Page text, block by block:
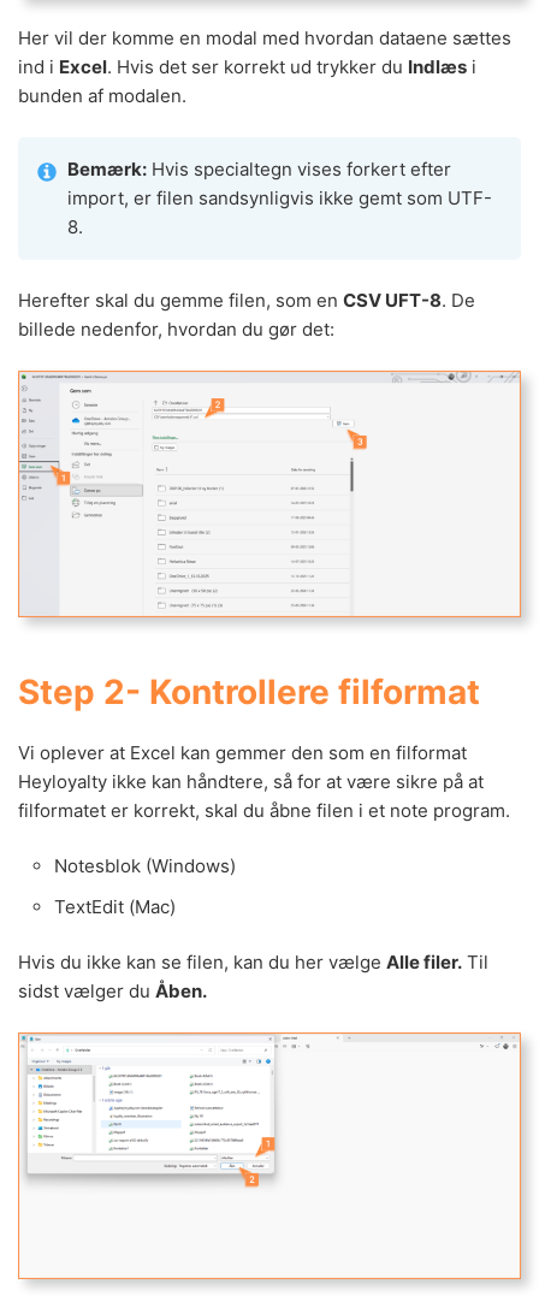
Her vil der komme en modal med hvordan dataene sættes
ind i Excel. Hvis det ser korrekt ud trykker du Indlæs i
bunden af modalen.
Bemærk: Hvis specialtegn vises forkert efter
import, er filen sandsynligvis ikke gemt som UTF-
8.
Herefter skal du gemme filen, som en CSV UFT-8. De
billede nedenfor, hvordan du gør det:
Step 2- Kontrollere filformat
Vi oplever at Excel kan gemmer den som en filformat
Heyloyalty ikke kan håndtere, så for at være sikre på at
filformatet er korrekt, skal du åbne filen i et note program.
Notesblok (Windows)
TextEdit (Mac)
Hvis du ikke kan se filen, kan du her vælge Alle filer. Til
sidst vælger du Åben.